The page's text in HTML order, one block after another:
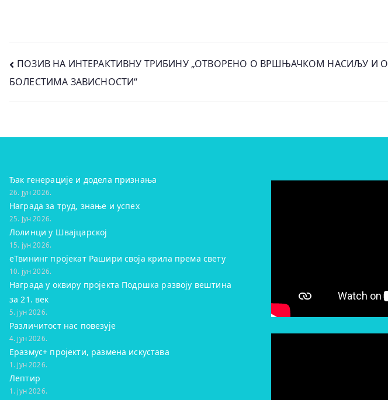
Кретање
чланка
ПОЗИВ НА ИНТЕРАКТИВНУ ТРИБИНУ „ОТВОРЕНО О ВРШЊАЧКОМ НАСИЉУ И О
БОЛЕСТИМА ЗАВИСНОСТИ“
Ђак генерације и додела признања
26. јун 2026.
Награда за труд, знање и успех
25. јун 2026.
Лолинци у Швајцарској
15. јун 2026.
eТвининг пројекат Рашири своја крила према свету
10. јун 2026.
Награда у оквиру пројекта Подршка развоју вештина
за 21. век
5. јун 2026.
Различитост нас повезује
4. јун 2026.
Еразмус+ пројекти, размена искустава
1. јун 2026.
Лептир
1. јун 2026.